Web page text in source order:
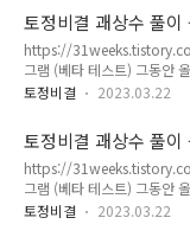
不可久留 – 양원수호 불가
성공자거 旅館燈寒 客..
이므로 불완전한 프
意(급속이행즉유이익지의) -
운수 ] 陰陽和合 萬物化生
漸亨通 – 명고유권 점점형
광치전장 驛馬倒文 出他成
복록자래 太昊時節 結繩爲
聲聞干天 – 학명구고 성문간..
토정비결 괘상수 풀
구득지의)
https://
그램 (베타 테스트) 그동안
좀 더 쉽게 토정비결을 볼 수
이므로 불완전한 프
득지의) - 토정비결 괘상수
雲際會 – 용반호거 풍운재
희봉친우 金星隨身 求財如
必有成事 – 경영지사 필유
토정비결 2023.03.22
토정비결 괘상수 풀
불성지의)
https://
그램 (베타 테스트) 그동안
좀 더 쉽게 토정비결을 볼 수
토정비결 2023.03.22